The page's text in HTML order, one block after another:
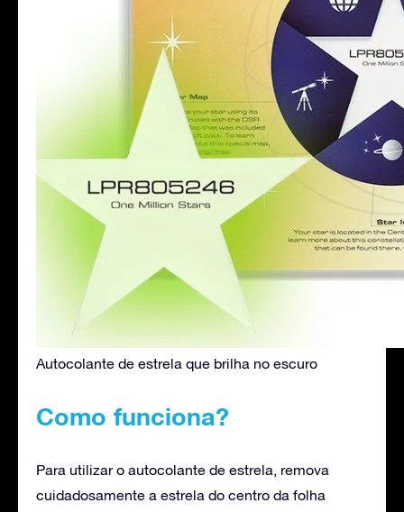
Autocolante de estrela que brilha no escuro
Como funciona?
Para utilizar o autocolante de estrela, remova
cuidadosamente a estrela do centro da folha